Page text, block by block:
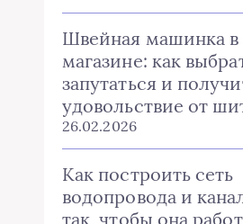
Швейная машинка в
магазине: как
запутаться и
удовольствие от
26.02.2026
Как построить сеть
водопровода и
так, чтобы она